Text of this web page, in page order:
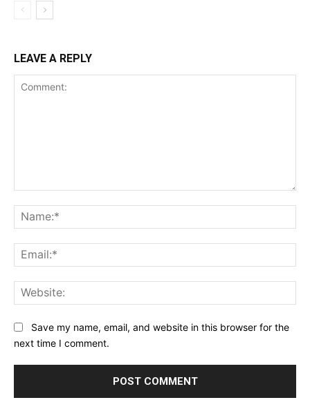
LEAVE A REPLY
Save my name, email, and website in this browser for the
next time I comment.